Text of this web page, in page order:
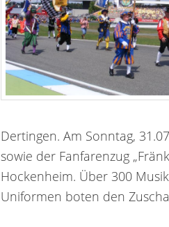
Dertingen. Am Sonntag,
sowie der Fanfarenzug
Hockenheim. Über 300
Uniformen boten den